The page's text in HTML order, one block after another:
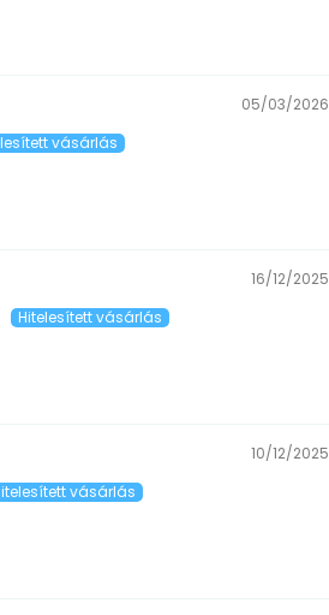
05/03/2026
16/12/2025
10/12/2025